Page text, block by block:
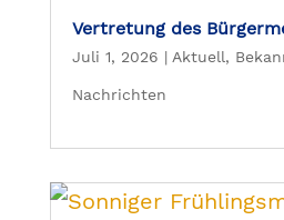
Vertretung des
Juli 1, 2026 | Aktuell,
Nachrichten